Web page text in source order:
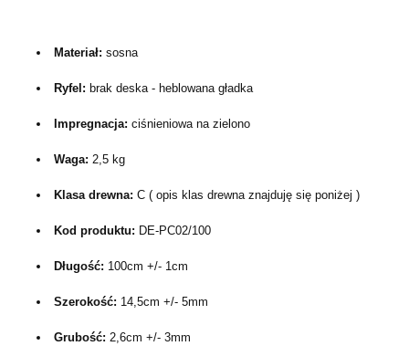
Materiał: sosna
Ryfel: brak deska - heblowana gładka
Impregnacja: ciśnieniowa na zielono
Waga: 2,5 kg
Klasa drewna: C ( opis klas drewna znajduję się poniżej )
Kod produktu: DE-PC02/100
Długość: 100cm +/- 1cm
Szerokość: 14,5cm +/- 5mm
Grubość: 2,6cm +/- 3mm